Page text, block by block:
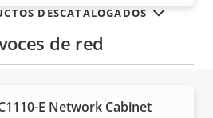
de red
E Network Cabinet
DESCATALOGADOS